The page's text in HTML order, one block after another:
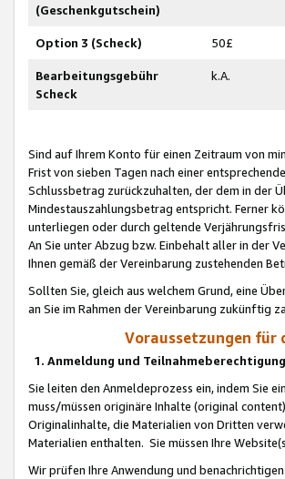
(Geschenkgutschein)
Option 3 (Scheck) 50£
Bearbeitungsgebühr
Scheck
k.A.
Sind auf Ihrem Konto für einen Zeitraum von
Frist von sieben Tagen nach einer
Schlussbetrag zurückzuhalten, der dem in der
Mindestauszahlungsbetrag entspricht. Ferner
unterliegen oder durch geltende
An Sie unter Abzug bzw. Einbehalt aller in der
Ihnen gemäß der Vereinbarung zustehenden
Sollten Sie, gleich aus welchem Grund, eine
an Sie im Rahmen der Vereinbarung zukünftig
Voraussetzungen für
1. Anmeldung und Teilnahmeberechtigung
Sie leiten den Anmeldeprozess ein, indem Sie
muss/müssen originäre Inhalte (original
Originalinhalte, die Materialien von Dritten
Materialien enthalten. Sie müssen Ihre
Wir prüfen Ihre Anwendung und